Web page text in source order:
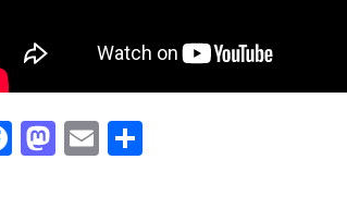
Facebook
Mastodon
Email